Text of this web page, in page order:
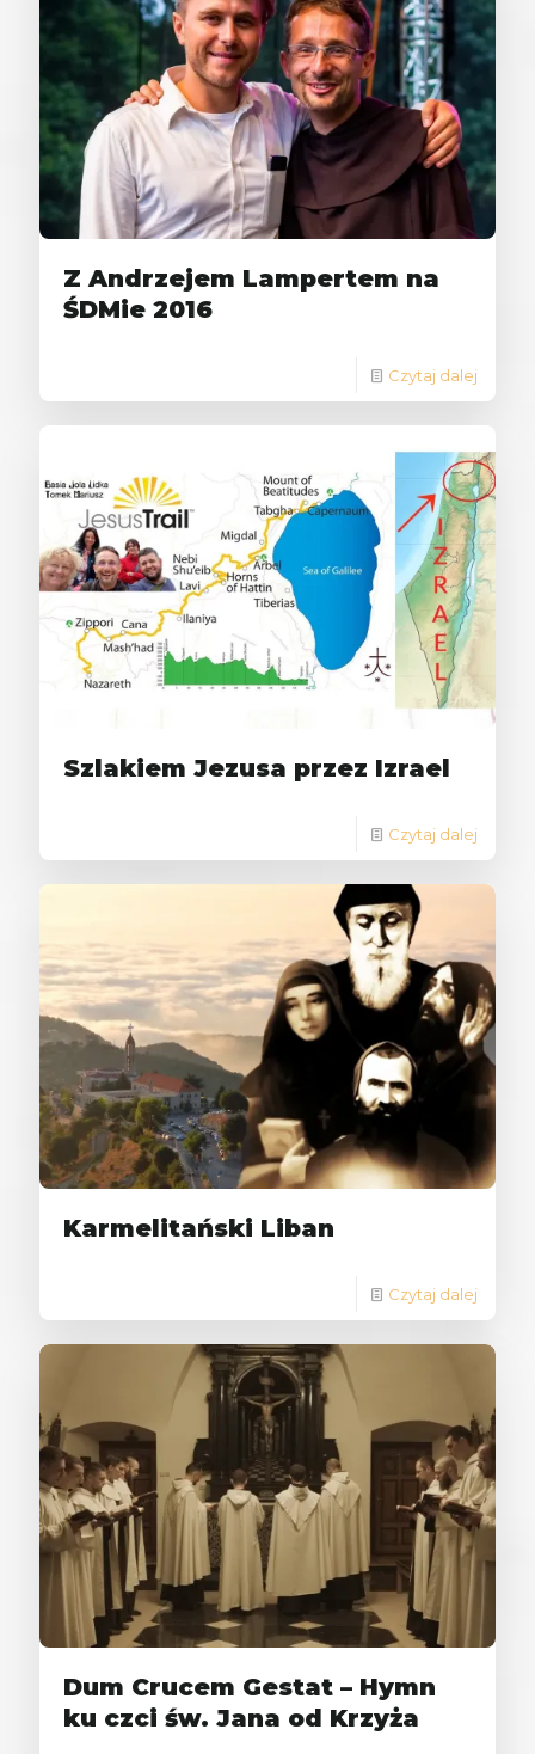
Z Andrzejem Lampertem na
ŚDMie 2016
Czytaj dalej
Szlakiem Jezusa przez Izrael
Czytaj dalej
Karmelitański Liban
Czytaj dalej
Dum Crucem Gestat – Hymn
ku czci św. Jana od Krzyża